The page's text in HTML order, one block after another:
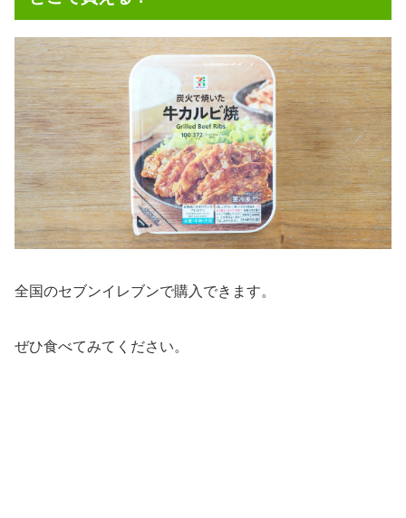
全国のセブンイレブンで購入できます。
ぜひ食べてみてください。